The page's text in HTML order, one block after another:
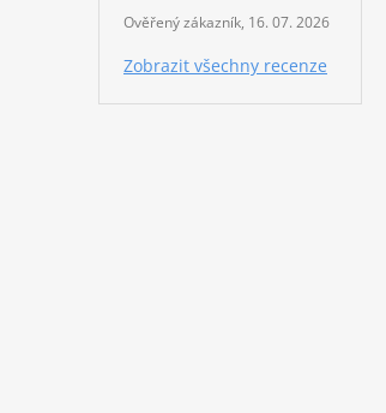
Ověřený zákazník, 16. 07. 2026
Zobrazit všechny recenze